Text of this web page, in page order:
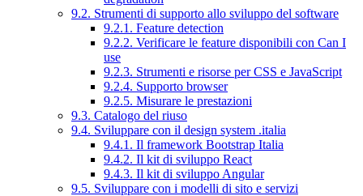
9.2. Strumenti di supporto allo sviluppo del software
9.2.1. Feature detection
9.2.2. Verificare le feature disponibili con Can I
use
9.2.3. Strumenti e risorse per CSS e JavaScript
9.2.4. Supporto browser
9.2.5. Misurare le prestazioni
9.3. Catalogo del riuso
9.4. Sviluppare con il design system .italia
9.4.1. Il framework Bootstrap Italia
9.4.2. Il kit di sviluppo React
9.4.3. Il kit di sviluppo Angular
9.5. Sviluppare con i modelli di sito e servizi